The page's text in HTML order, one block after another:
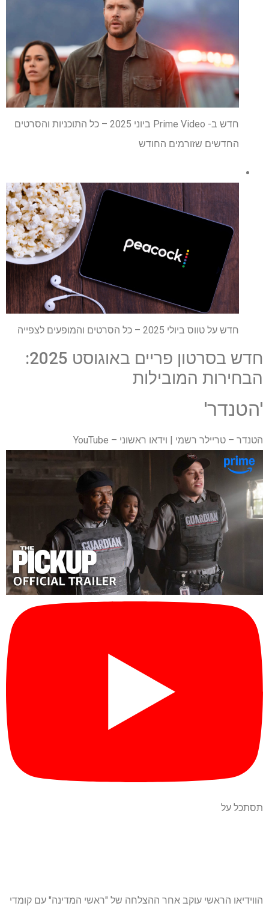
חדש ב- Prime Video ביוני 2025 – כל התוכניות והסרטים
החדשים שזורמים החודש
חדש על טווס ביולי 2025 – כל הסרטים והמופעים לצפייה
חדש בסרטון פריים באוגוסט 2025:
הבחירות המובילות
'הטנדר'
הטנדר – טריילר רשמי | וידאו ראשוני – YouTube
תסתכל על
הווידיאו הראשי עוקב אחר ההצלחה של "ראשי המדינה" עם קומדי